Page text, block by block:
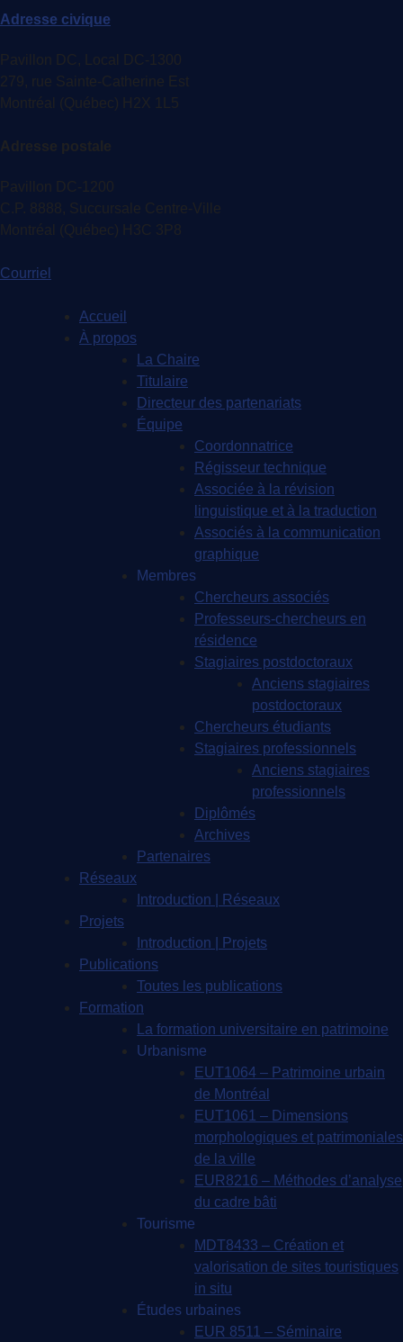
Adresse civique
Pavillon DC, Local DC-1300
279, rue Sainte-Catherine Est
Montréal (Québec) H2X 1L5
Adresse postale
Pavillon DC-1200
C.P. 8888, Succursale Centre-Ville
Montréal (Québec) H3C 3P8
Courriel
Accueil
À propos
La Chaire
Titulaire
Directeur des partenariats
Équipe
Coordonnatrice
Régisseur technique
Associée à la révision
linguistique et à la traduction
Associés à la communication
graphique
Membres
Chercheurs associés
Professeurs-chercheurs en
résidence
Stagiaires postdoctoraux
Anciens stagiaires
postdoctoraux
Chercheurs étudiants
Stagiaires professionnels
Anciens stagiaires
professionnels
Diplômés
Archives
Partenaires
Réseaux
Introduction | Réseaux
Projets
Introduction | Projets
Publications
Toutes les publications
Formation
La formation universitaire en patrimoine
Urbanisme
EUT1064 – Patrimoine urbain
de Montréal
EUT1061 – Dimensions
morphologiques et patrimoniales
de la ville
EUR8216 – Méthodes d’analyse
du cadre bâti
Tourisme
MDT8433 – Création et
valorisation de sites touristiques
in situ
Études urbaines
EUR 8511 – Séminaire